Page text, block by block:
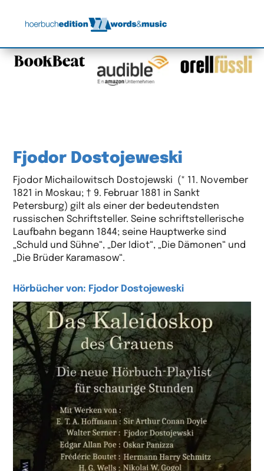
Fjodor Dostojeweski
Fjodor Michailowitsch Dostojewski (* 11. November
1821 in Moskau; † 9. Februar 1881 in Sankt
Petersburg) gilt als einer der bedeutendsten
russischen Schriftsteller. Seine schriftstellerische
Laufbahn begann 1844; seine Hauptwerke sind
„Schuld und Sühne“, „Der Idiot“, „Die Dämonen“ und
„Die Brüder Karamasow“.
Hörbücher von: Fjodor Dostojeweski